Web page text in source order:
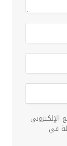
الإلكتروني
في